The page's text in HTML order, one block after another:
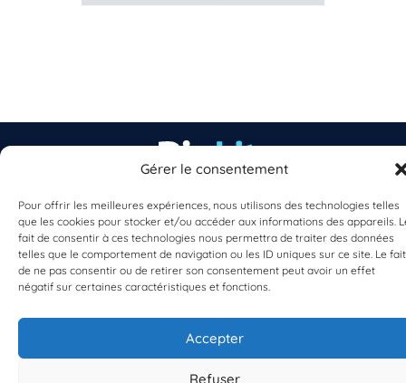
Gérer le consentement
Pour offrir les meilleures expériences, nous utilisons des technologies telles
que les cookies pour stocker et/ou accéder aux informations des appareils.
fait de consentir à ces technologies nous permettra de traiter des données
telles que le comportement de navigation ou les ID uniques sur ce site. Le fait
de ne pas consentir ou de retirer son consentement peut avoir un effet
négatif sur certaines caractéristiques et fonctions.
Accepter
Refuser
EST UN PROGRAMME DE
S'INSCRIRE À LA NEWSLETTER
PLANÈTE MER